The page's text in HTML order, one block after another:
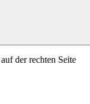
auf der rechten Seite